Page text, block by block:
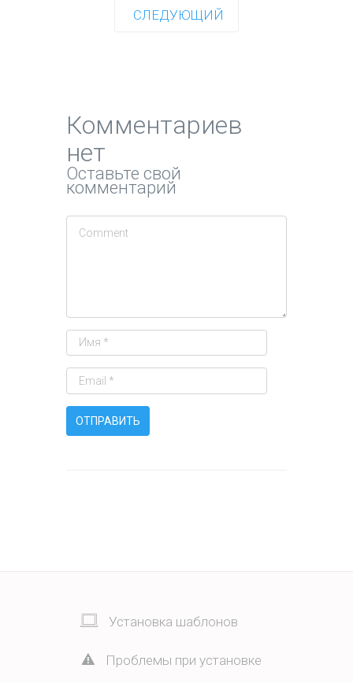
СЛЕДУЮЩИЙ
Комментариев
нет
Оставьте свой
комментарий
Установка шаблонов
Проблемы при установке